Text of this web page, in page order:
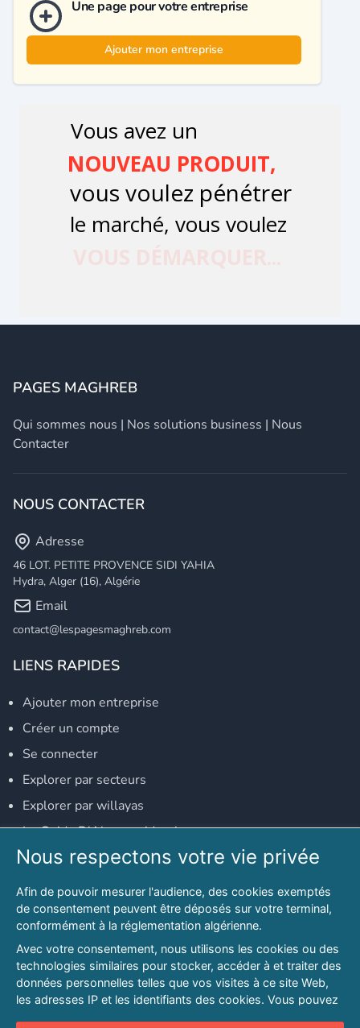
Une page pour votre entreprise
Ajouter mon entreprise
PAGES MAGHREB
Qui sommes nous | Nos solutions business | Nous
Contacter
NOUS CONTACTER
Adresse
46 LOT. PETITE PROVENCE SIDI YAHIA
Hydra, Alger (16), Algérie
Email
contact@lespagesmaghreb.com
LIENS RAPIDES
Ajouter mon entreprise
Créer un compte
Se connecter
Explorer par secteurs
Explorer par willayas
Le Guide D'Alger, guide-alger.com
NOS RÉSEAUX SOCIAUX
Notre page Facebook
Notre page LinkedIn
Notre page Instagram
Notre page Twitter
Nous respectons votre vie privée
Afin de pouvoir mesurer l'audience, des cookies exemptés
de consentement peuvent être déposés sur votre terminal,
conformément à la réglementation algérienne.
Avec votre consentement, nous utilisons les cookies ou des
technologies similaires pour stocker, accéder à et traiter des
données personnelles telles que vos visites à ce site Web,
les adresses IP et les identifiants des cookies. Vous pouvez